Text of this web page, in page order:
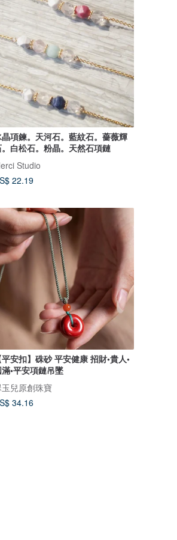
項鍊。天河石。藍紋石。薔薇輝
白松石。粉晶。天然石項鏈
Studio
22.19
平安扣】硃砂 平安健康 招財•貴人•
滿•平安項鏈吊墜
兒原創珠寶
34.16